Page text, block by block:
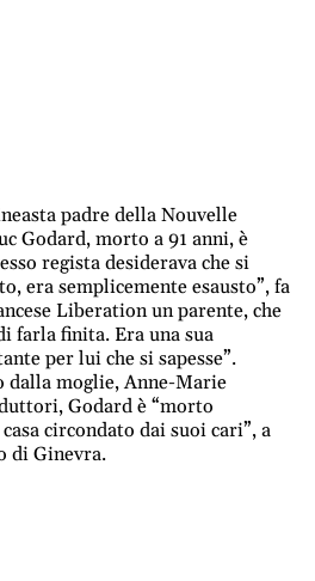
padre della Nouvelle
Godard, morto a 91 anni, è
regista desiderava che si
era semplicemente esausto”, fa
Liberation un parente, che
farla finita. Era una sua
per lui che si sapesse”.
dalla moglie, Anne-Marie
Godard è “morto
circondato dai suoi cari”, a
di Ginevra.